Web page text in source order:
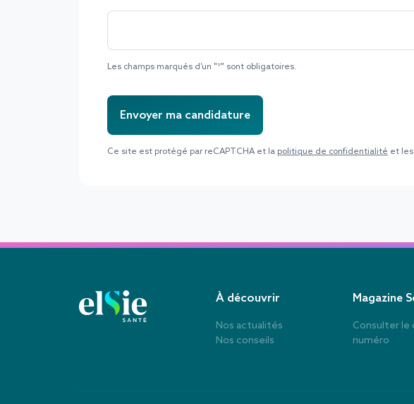
Les champs marqués d’un "*" sont obligatoires.
Envoyer ma candidature
Ce site est protégé par reCAPTCHA et la politique de confidentialité et les
À découvrir
Nos actualités
Nos conseils
Magazine
Consulter le
numéro